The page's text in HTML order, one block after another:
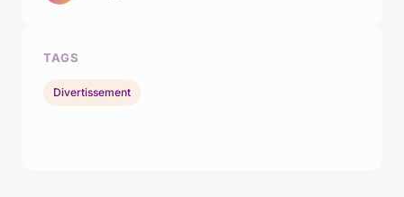
TAGS
Divertissement